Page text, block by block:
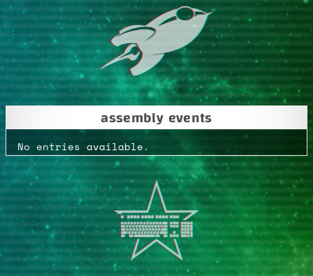
assembly events
No entries available.